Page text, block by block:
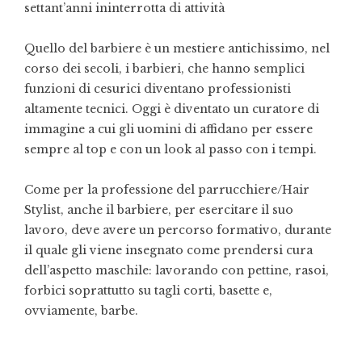
settant’anni ininterrotta di attività
Quello del barbiere è un mestiere antichissimo, nel
corso dei secoli, i barbieri, che hanno semplici
funzioni di cesurici diventano professionisti
altamente tecnici. Oggi è diventato un curatore di
immagine a cui gli uomini di affidano per essere
sempre al top e con un look al passo con i tempi.
Come per la professione del parrucchiere/Hair
Stylist, anche il barbiere, per esercitare il suo
lavoro, deve avere un percorso formativo, durante
il quale gli viene insegnato come prendersi cura
dell’aspetto maschile: lavorando con pettine, rasoi,
forbici soprattutto su tagli corti, basette e,
ovviamente, barbe.